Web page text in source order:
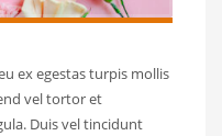
ex egestas turpis mollis
vel tortor et
Duis vel tincidunt